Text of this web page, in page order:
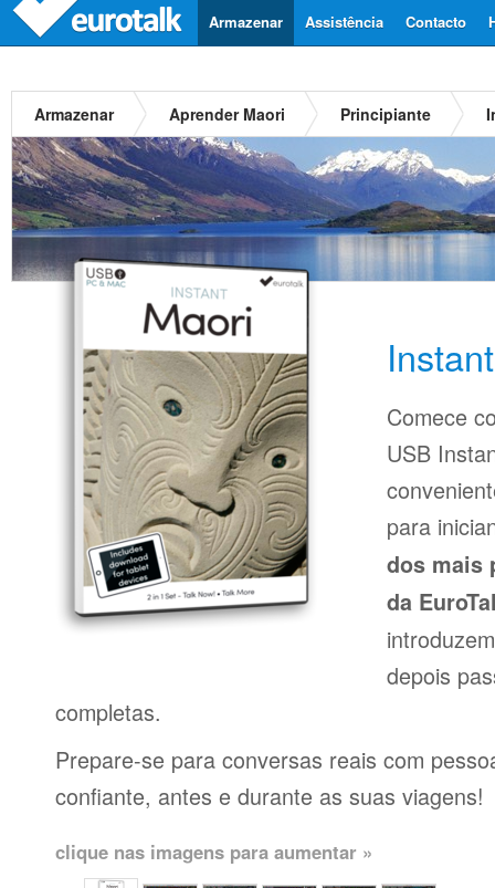
Contacto
Assistência
Armazenar
Armazenar Aprender Maori Principiante
Comece
USB
para
dos mais
da
depois
completas.
Prepare-se para conversas reais com
confiante, antes e durante as suas viagens!
clique nas imagens para aumentar »